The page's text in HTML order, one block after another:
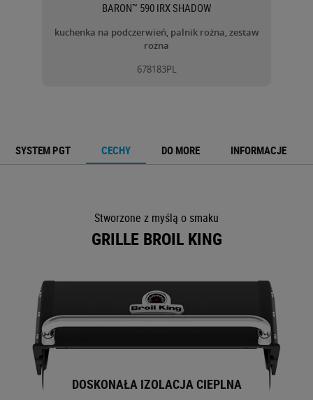
BARON™ 590 IRX SHADOW
kuchenka na podczerwień, palnik rożna,zestaw
rożna
678183PL
SYSTEM PGT CECHY DO MORE INFORMACJE
Stworzone z myślą o smaku
GRILLE BROIL KING
DOSKONAŁA IZOLACJA CIEPLNA